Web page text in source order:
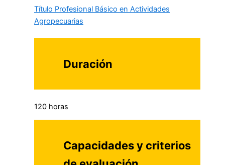
Título Profesional Básico en Actividades
Agropecuarias
Duración
120 horas
Capacidades y criterios